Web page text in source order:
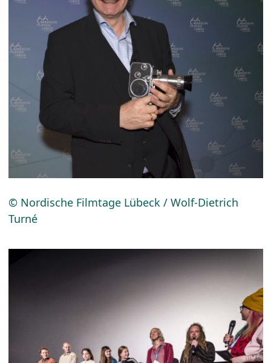
© Nordische Filmtage Lübeck / Wolf-Dietrich
Turné